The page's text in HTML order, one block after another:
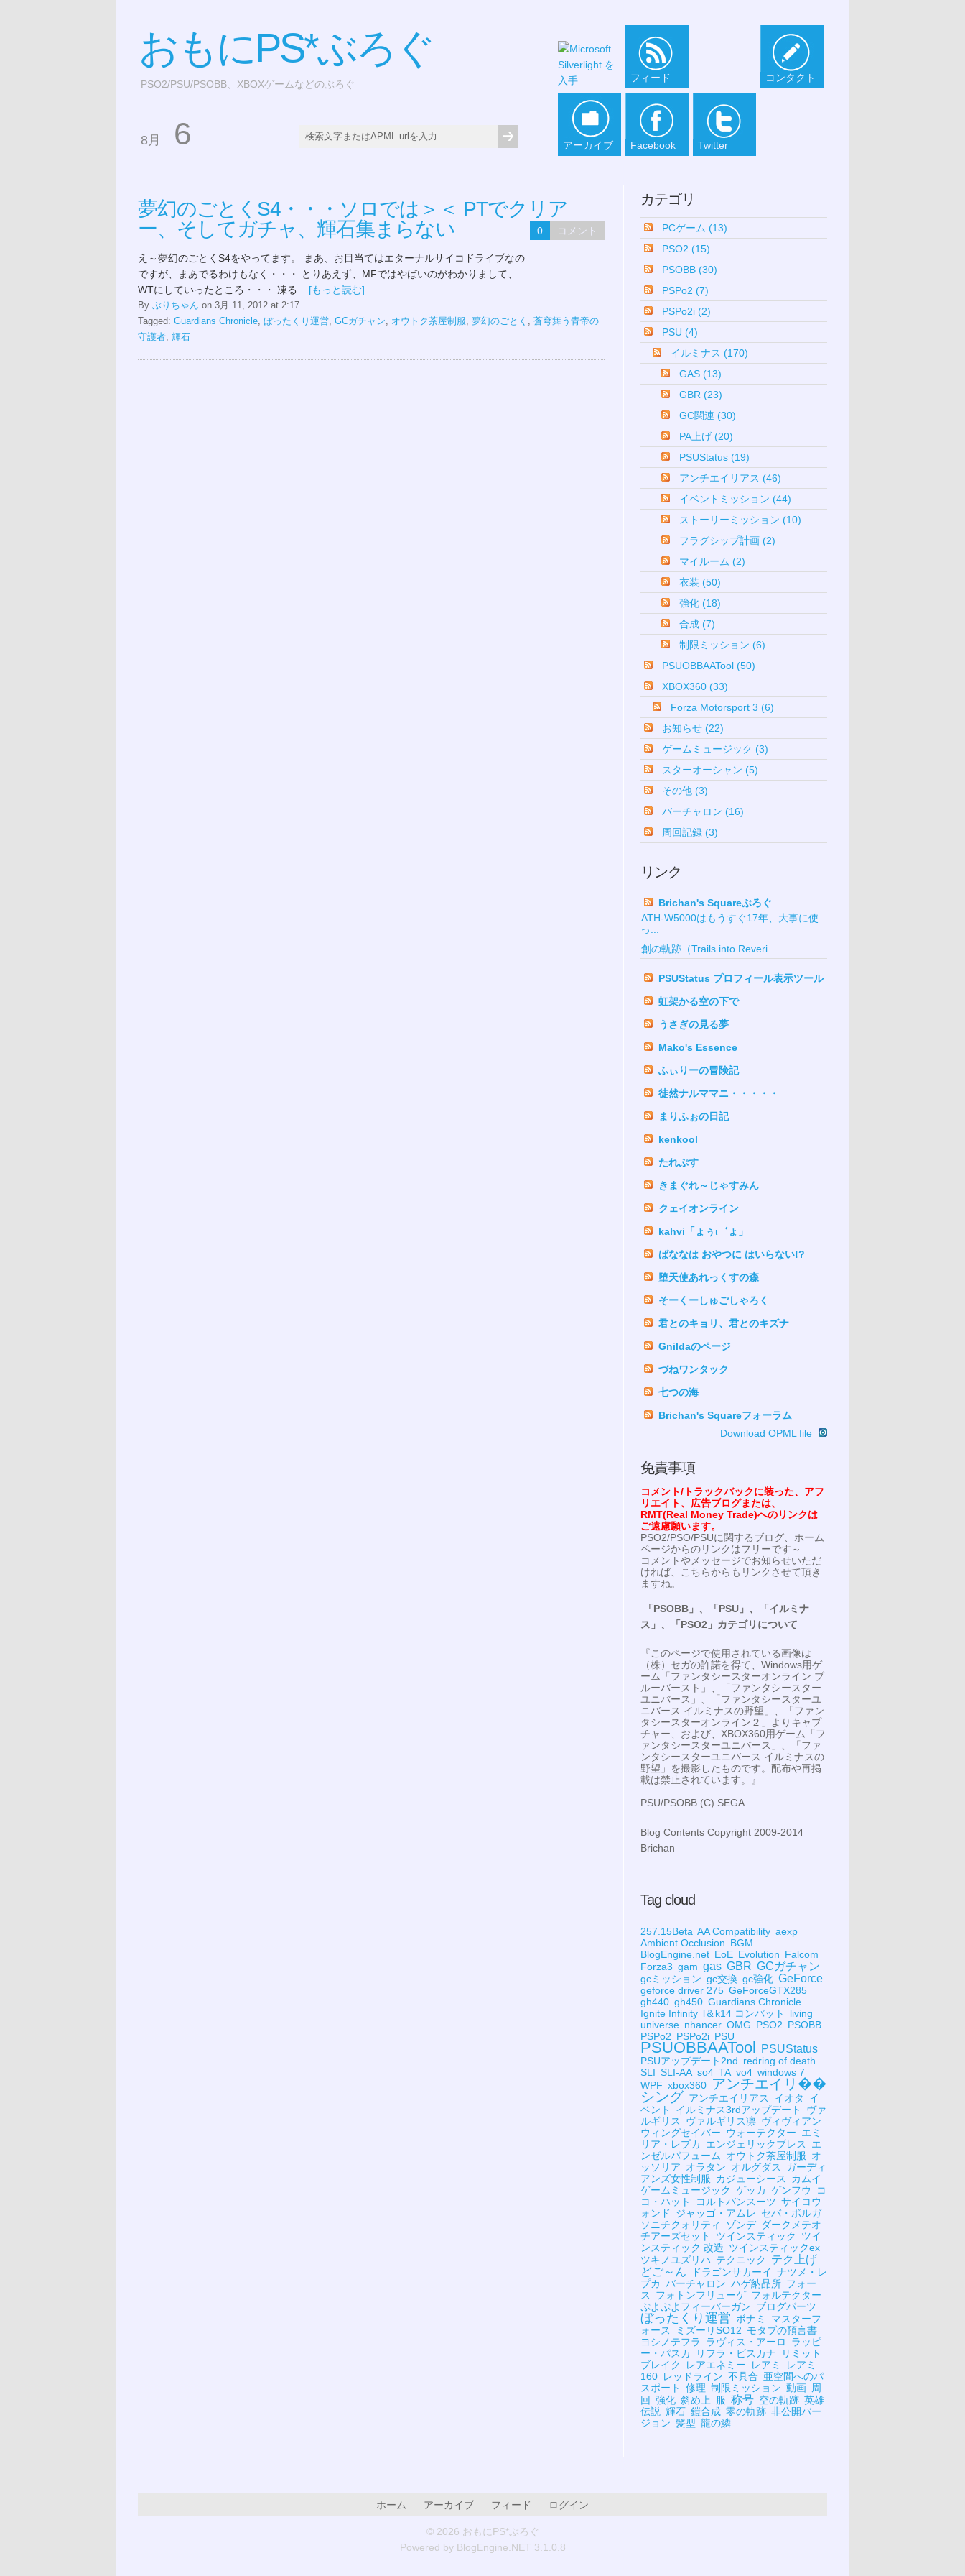
おもにPS*ぶろぐ
PSO2/PSU/PSOBB、XBOXゲームなどのぶろぐ
8月 6
フィード コンタクト
アーカイブ Facebook Twitter
夢幻のごとくS4・・・ソロでは＞＜ PTでクリア
ー、そしてガチャ、輝石集まらない
0 コメント
え～夢幻のごとくS4をやってます。 まあ、お目当てはエターナルサイコドライブなの
ですが、まあでるわけもなく・・・ とりあえず、MFではやばいのがわかりまして、
WTにしていったところ・・・ 凍る... [もっと読む]
By ぶりちゃん on 3月 11, 2012 at 2:17
Tagged: Guardians Chronicle, ぼったくり運営, GCガチャン, オウトク茶屋制服, 夢幻のごとく , 蒼穹舞う青帝の
守護者, 輝石
カテゴリ
PCゲーム (13)
PSO2 (15)
PSOBB (30)
PSPo2 (7)
PSPo2i (2)
PSU (4)
イルミナス (170)
GAS (13)
GBR (23)
GC関連 (30)
PA上げ (20)
PSUStatus (19)
アンチエイリアス (46)
イベントミッション (44)
ストーリーミッション (10)
フラグシップ計画 (2)
マイルーム (2)
衣装 (50)
強化 (18)
合成 (7)
制限ミッション (6)
PSUOBBAATool (50)
XBOX360 (33)
Forza Motorsport 3 (6)
お知らせ (22)
ゲームミュージック (3)
スターオーシャン (5)
その他 (3)
バーチャロン (16)
周回記録 (3)
リンク
Brichan's Squareぶろぐ
ATH-W5000はもうすぐ17年、大事に使
っ...
創の軌跡（Trails into Reveri...
PSUStatus プロフィール表示ツール
虹架かる空の下で
うさぎの見る夢
Mako's Essence
ふぃりーの冒険記
徒然ナルママニ・・・・・
まりふぉの日記
kenkool
たれぷす
きまぐれ～じゃすみん
クェイオンライン
kahvi「ょぅι゛ょ」
ばななは おやつに はいらない!?
堕天使あれっくすの森
そーくーしゅごしゃろく
君とのキョリ、君とのキズナ
Gnildaのページ
づねワンタック
七つの海
Brichan's Squareフォーラム
Download OPML file
免責事項
コメント/トラックバックに装った、アフ
リエイト、広告ブログまたは、
RMT(Real Money Trade)へのリンクは
ご遠慮願います。
PSO2/PSO/PSUに関するブログ、ホーム
ページからのリンクはフリーです～
コメントやメッセージでお知らせいただ
ければ、こちらからもリンクさせて頂き
ますね。
「PSOBB」、「PSU」、「イルミナ
ス」、「PSO2」カテゴリについて
『このページで使用されている画像は
（株）セガの許諾を得て、Windows用ゲ
ーム「ファンタシースターオンライン ブ
ルーバースト」、「ファンタシースター
ユニバース」、「ファンタシースターユ
ニバース イルミナスの野望」、「ファン
タシースターオンライン２」よりキャプ
チャー、および、XBOX360用ゲーム「フ
ァンタシースターユニバース」、「ファ
ンタシースターユニバース イルミナスの
野望」を撮影したものです。配布や再掲
載は禁止されています。』
PSU/PSOBB (C) SEGA
Blog Contents Copyright 2009-2014
Brichan
Tag cloud
257.15Beta AA Compatibility aexp
Ambient Occlusion BGM
BlogEngine.net EoE Evolution Falcom
Forza3 gam gas GBR GCガチャン
gcミッション gc交換 gc強化 GeForce
geforce driver 275 GeForceGTX285
gh440 gh450 Guardians Chronicle
Ignite Infinity l＆k14 コンバット
living
universe nhancer OMG PSO2 PSOBB
PSPo2 PSPo2i PSU
PSUOBBAATool PSUStatus
PSUアップデート2nd redring of death
SLI SLI-AA so4 TA vo4 windows 7
WPF xbox360 アンチエイリ��
シング アンチエイリアス イオタ
イ
ベント
イルミナス3rdアップデート
ヴァ
ルギリス
ヴァルギリス凛 ヴィヴィアン
ウィングセイバー ウォーテクター エミ
リア・レプカ
エンジェリックブレス
エ
ンゼルパフューム
オウトク茶屋制服 オ
ッソリア オラタン オルグダス
ガーディ
アンズ女性制服 カジューシース
カムイ
ゲームミュージック ゲッカ ゲンフウ
コ
コ・ハット
コルトバンスーツ サイコウ
ォンド
ジャッゴ・アムレ セバ・ボルガ
ソニチクォリティ
ゾンデ ダークメテオ
チアーズセット
ツインスティック
ツイ
ンスティック 改造 ツインスティックex
ツキノユズリハ テクニック
テク上げ
どご～ん
ドラゴンサカーイ ナツメ・レ
プカ バーチャロン ハゲ納品所 フォー
ス
フォトンフリューゲ フォルテクター
ぷよぷよフィーバーガン ブログパーツ
ぼったくり運営 ボナミ
マスターフ
ォース
ミズーリSO12 モタブの預言書
ヨシノテフラ
ラヴィス・アーロ
ラッピ
ー・パスカ
リフラ・ビスカナ
リミット
ブレイク
レアエネミー レアミ
レアミ
160 レッドライン 不具合 亜空間へのパ
スポート
修理 制限ミッション 動画 周
回 強化 斜め上 服 称号 空の軌跡 英雄
伝説 輝石 鎧合成 零の軌跡 非公開バー
ジョン 髪型 龍の鱗
ホーム アーカイブ フィード ログイン
© 2026 おもにPS*ぶろぐ
Powered by BlogEngine.NET 3.1.0.8